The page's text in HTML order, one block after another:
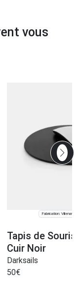
vous
Fabrication: Villenave-
Tapis de
Cuir Noir
Darksails
50€